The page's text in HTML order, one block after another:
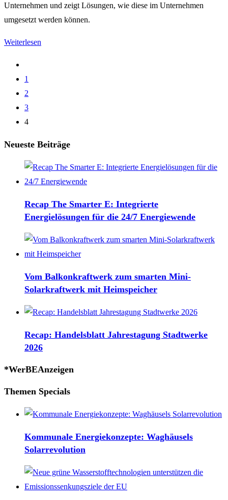
Unternehmen und zeigt Lösungen, wie diese im Unternehmen
umgesetzt werden können.
Weiterlesen
eine
IT-
Infrastruktur
zur
vorherigen
Seite
1
2
3
4
Neueste Beiträge
Recap The Smarter E: Integrierte
Energielösungen für die 24/7 Energiewende
Vom Balkonkraftwerk zum smarten Mini-
Solarkraftwerk mit Heimspeicher
Recap: Handelsblatt Jahrestagung Stadtwerke
2026
*WerBEAnzeigen
Themen Specials
Kommunale Energiekonzepte: Waghäusels
Solarrevolution